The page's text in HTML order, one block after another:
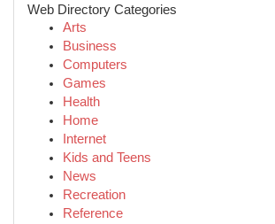
Web Directory Categories
Arts
Business
Computers
Games
Health
Home
Internet
Kids and Teens
News
Recreation
Reference